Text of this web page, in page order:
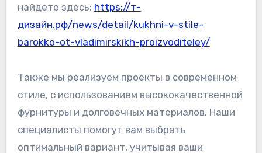
найдете здесь: https://т-
дизайн.рф/news/detail/kukhni-v-stile-
barokko-ot-vladimirskikh-proizvoditeley/
Также мы реализуем проекты в современном
стиле, с использованием высококачественной
фурнитуры и долговечных материалов. Наши
специалисты помогут вам выбрать
оптимальный вариант, учитывая ваши